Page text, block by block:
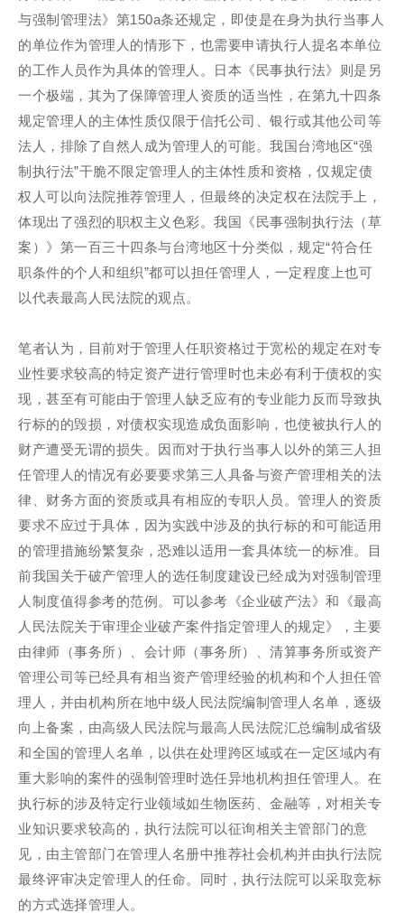
与强制管理法》第150a条还规定，即使是在身为执行当事人
的单位作为管理人的情形下，也需要申请执行人提名本单位
的工作人员作为具体的管理人。日本《民事执行法》则是另
一个极端，其为了保障管理人资质的适当性，在第九十四条
规定管理人的主体性质仅限于信托公司、银行或其他公司等
法人，排除了自然人成为管理人的可能。我国台湾地区“强
制执行法”干脆不限定管理人的主体性质和资格，仅规定债
权人可以向法院推荐管理人，但最终的决定权在法院手上，
体现出了强烈的职权主义色彩。我国《民事强制执行法（草
案）》第一百三十四条与台湾地区十分类似，规定“符合任
职条件的个人和组织”都可以担任管理人，一定程度上也可
以代表最高人民法院的观点。
笔者认为，目前对于管理人任职资格过于宽松的规定在对专
业性要求较高的特定资产进行管理时也未必有利于债权的实
现，甚至有可能由于管理人缺乏应有的专业能力反而导致执
行标的的毁损，对债权实现造成负面影响，也使被执行人的
财产遭受无谓的损失。因而对于执行当事人以外的第三人担
任管理人的情况有必要要求第三人具备与资产管理相关的法
律、财务方面的资质或具有相应的专职人员。管理人的资质
要求不应过于具体，因为实践中涉及的执行标的和可能适用
的管理措施纷繁复杂，恐难以适用一套具体统一的标准。目
前我国关于破产管理人的选任制度建设已经成为对强制管理
人制度值得参考的范例。可以参考《企业破产法》和《最高
人民法院关于审理企业破产案件指定管理人的规定》，主要
由律师（事务所）、会计师（事务所）、清算事务所或资产
管理公司等已经具有相当资产管理经验的机构和个人担任管
理人，并由机构所在地中级人民法院编制管理人名单，逐级
向上备案，由高级人民法院与最高人民法院汇总编制成省级
和全国的管理人名单，以供在处理跨区域或在一定区域内有
重大影响的案件的强制管理时选任异地机构担任管理人。在
执行标的涉及特定行业领域如生物医药、金融等，对相关专
业知识要求较高的，执行法院可以征询相关主管部门的意
见，由主管部门在管理人名册中推荐社会机构并由执行法院
最终评审决定管理人的任命。同时，执行法院可以采取竞标
的方式选择管理人。